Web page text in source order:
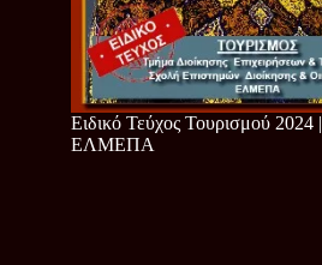
Ειδικό Τεύχος Τουρισμού 2024 |
ΕΛΜΕΠΑ